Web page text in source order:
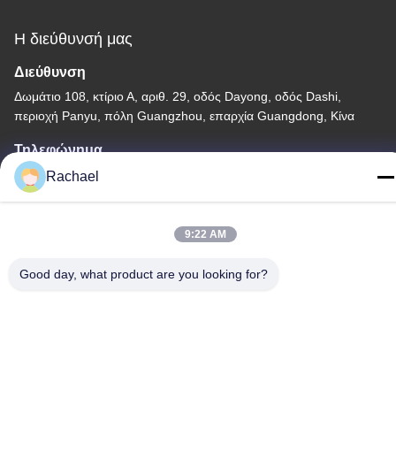
Η διεύθυνσή μας
Διεύθυνση
Δωμάτιο 108, κτίριο Α, αριθ. 29, οδός Dayong, οδός Dashi,
περιοχή Panyu, πόλη Guangzhou, επαρχία Guangdong, Κίνα
Τηλεφώνημα
0086-15112103717
Rachael
9:22 AM
Good day, what product are you looking for?